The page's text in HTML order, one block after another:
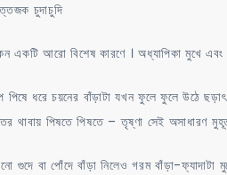
চুদাচুদি
একটি আরো বিশেষ কারণে । অধ্যাপিকা মুখে
পিষে ধরে চয়নের বাঁড়াটা যখন ফুলে ফুলে উঠে
থাবায় পিষতে পিষতে – তৃষ্ণা সেই অসাধারণ
বা পোঁদে বাঁড়া নিলেও গরম বাঁড়া-ফ্যাদাটা